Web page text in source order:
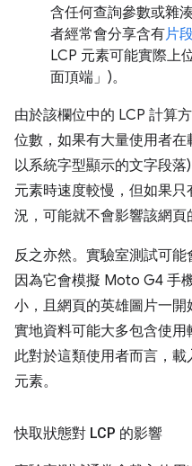
含任何查詢參數或雜
者經常會分享含有片
LCP 元素可能實際上
面頂端」)。
由於該欄位中的 LCP 計算
位數，如果有大量使用者
以系統字型顯示的文字段
元素時速度較慢，但如果
況，可能就不會影響該網頁
反之亦然。實驗室測試可能
因為它會模擬 Moto G4 手
小，且網頁的英雄圖片一
實地資料可能大多包含使用
此對於這類使用者而言，
元素。
快取狀態對 LCP 的影響